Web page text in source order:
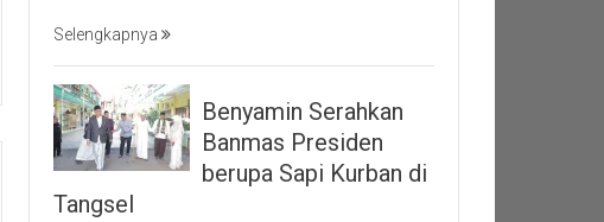
Selengkapnya
Benyamin Serahkan
Banmas Presiden
berupa Sapi Kurban di
Tangsel